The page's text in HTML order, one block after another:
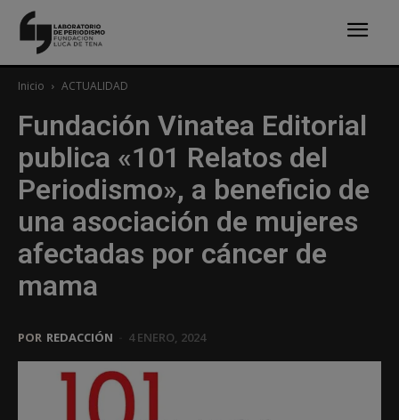
Inicio ACTUALIDAD
Fundación Vinatea Editorial
publica «101 Relatos del
Periodismo», a beneficio de
una asociación de mujeres
afectadas por cáncer de
mama
POR REDACCIÓN 4 ENERO, 2024